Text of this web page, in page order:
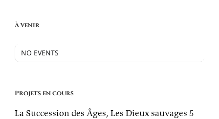
À venir
NO EVENTS
Projets en cours
La Succession des Âges, Les Dieux sauvages 5